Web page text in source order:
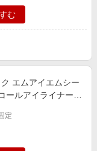
む
エムアイエムシー
ールアイライナー
定